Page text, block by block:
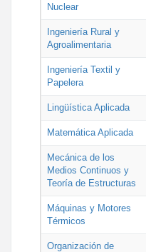
Nuclear
Ingeniería Rural y
Agroalimentaria
Ingeniería Textil y
Papelera
Lingüística Aplicada
Matemática Aplicada
Mecánica de los
Medios Continuos y
Teoría de Estructuras
Máquinas y Motores
Térmicos
Organización de